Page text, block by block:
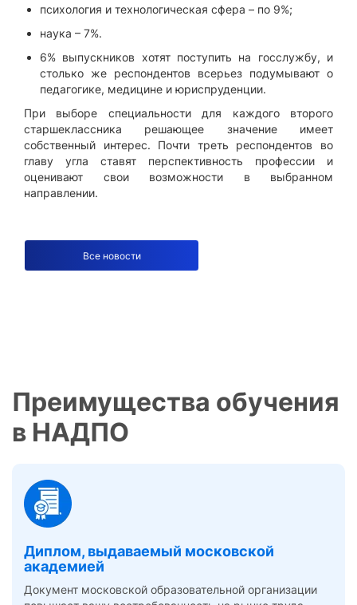
психология и технологическая сфера – по 9%;
наука – 7%.
6% выпускников хотят поступить на госслужбу, и
столько же респондентов всерьез подумывают о
педагогике, медицине и юриспруденции.
При выборе специальности для каждого второго
старшеклассника решающее значение имеет
собственный интерес. Почти треть респондентов во
главу угла ставят перспективность профессии и
оценивают свои возможности в выбранном
направлении.
Все новости
Преимущества обучения
в НАДПО
Диплом, выдаваемый московской
академией
Документ московской образовательной организации